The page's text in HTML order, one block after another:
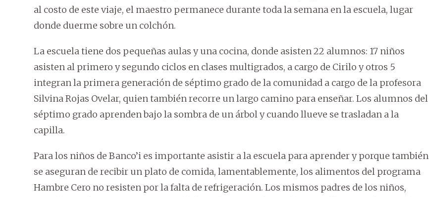
al costo de este viaje, el maestro permanece durante toda la semana en la escuela, lugar
donde duerme sobre un colchón.
La escuela tiene dos pequeñas aulas y una cocina, donde asisten 22 alumnos: 17 niños
asisten al primero y segundo ciclos en clases multigrados, a cargo de Cirilo y otros 5
integran la primera generación de séptimo grado de la comunidad a cargo de la profesora
Silvina Rojas Ovelar, quien también recorre un largo camino para enseñar. Los alumnos del
séptimo grado aprenden bajo la sombra de un árbol y cuando llueve se trasladan a la
capilla.
Para los niños de Banco’i es importante asistir a la escuela para aprender y porque también
se aseguran de recibir un plato de comida, lamentablemente, los alimentos del programa
Hambre Cero no resisten por la falta de refrigeración. Los mismos padres de los niños,